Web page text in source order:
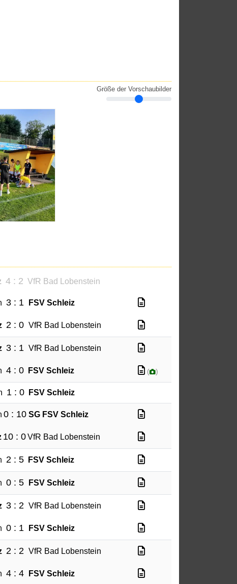
Größe der Vorschaubilder
4 : 2 VfR Bad Lobenstein
3 : 1 FSV Schleiz
2 : 0 VfR Bad Lobenstein
3 : 1 VfR Bad Lobenstein
4 : 0 FSV Schleiz ( )
1 : 0 FSV Schleiz
0 : 10 SG FSV Schleiz
10 : 0 VfR Bad Lobenstein
2 : 5 FSV Schleiz
0 : 5 FSV Schleiz
3 : 2 VfR Bad Lobenstein
0 : 1 FSV Schleiz
2 : 2 VfR Bad Lobenstein
4 : 4 FSV Schleiz